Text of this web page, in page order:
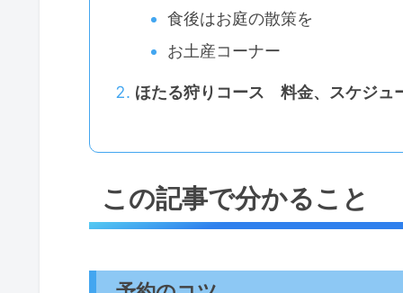
食後はお庭の散策を
お土産コーナー
ほたる狩りコース 料金、スケジュ
この記事で分かること